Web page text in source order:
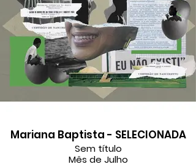
Mariana Baptista - SELECIONADA
Sem título
Mês de Julho